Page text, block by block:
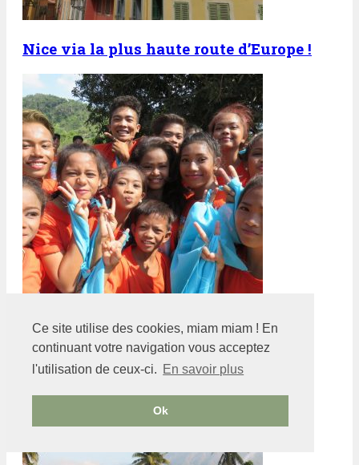
Ce site utilise des cookies, miam miam ! En
continuant votre navigation vous acceptez
l'utilisation de ceux-ci. En savoir plus
Ok
Nice via la plus haute route d’Europe !
Taytay et son Pasinggatan festival